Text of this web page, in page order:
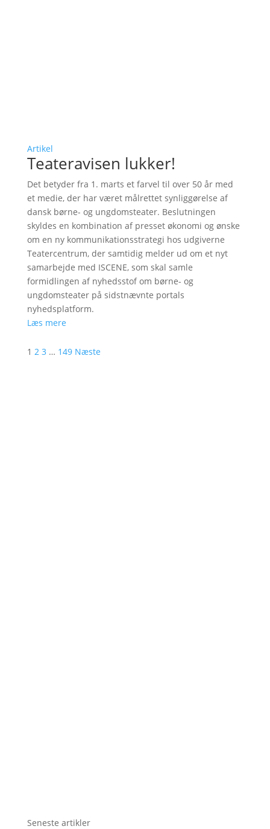
Artikel
Teateravisen lukker!
Det betyder fra 1. marts et farvel til over 50 år med
et medie, der har været målrettet synliggørelse af
dansk børne- og ungdomsteater. Beslutningen
skyldes en kombination af presset økonomi og ønske
om en ny kommunikationsstrategi hos udgiverne
Teatercentrum, der samtidig melder ud om et nyt
samarbejde med ISCENE, som skal samle
formidlingen af nyhedsstof om børne- og
ungdomsteater på sidstnævnte portals
nyhedsplatform.
Læs mere
1 2 3 … 149 Næste
Seneste artikler